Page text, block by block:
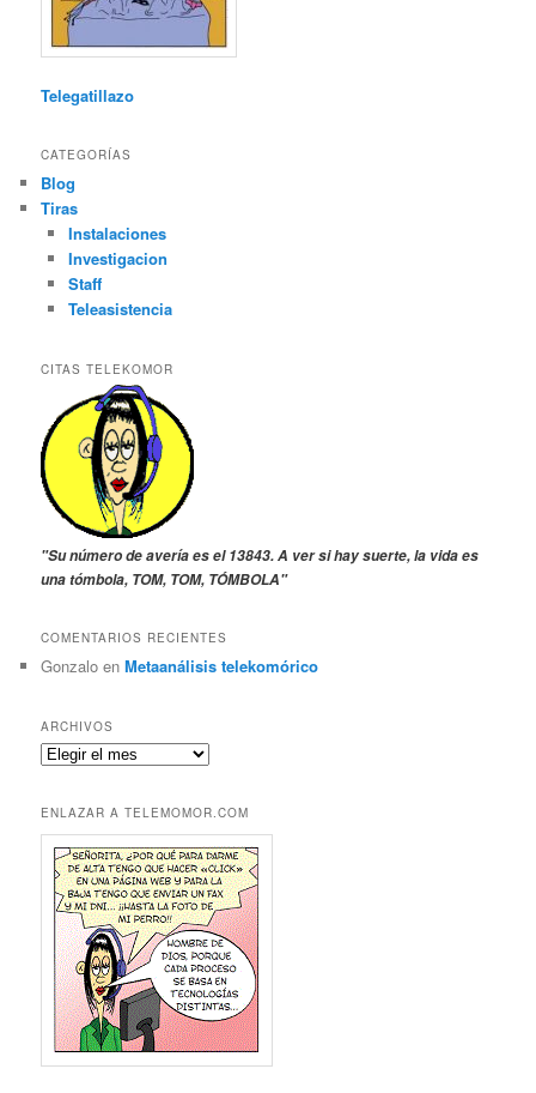
Telegatillazo
CATEGORÍAS
Blog
Tiras
Instalaciones
Investigacion
Staff
Teleasistencia
CITAS TELEKOMOR
"Su número de avería es el 13843. A ver si hay suerte, la vida es
una tómbola, TOM, TOM, TÓMBOLA"
COMENTARIOS RECIENTES
Gonzalo enMetaanálisis telekomórico
ARCHIVOS
Archivos
ENLAZAR A TELEMOMOR.COM